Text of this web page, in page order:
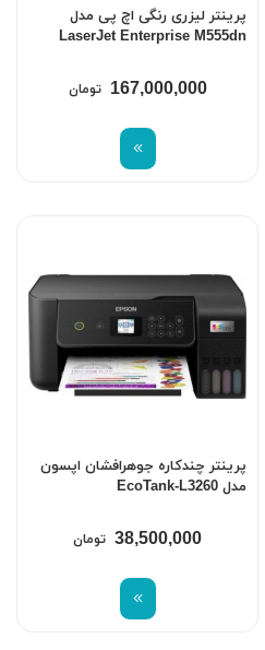
پرینتر لیزری رنگی اچ پی مدل
LaserJet Enterprise M555dn
167,000,000 تومان
پرینتر چندکاره جوهرافشان اپسون
مدل EcoTank-L3260
38,500,000 تومان